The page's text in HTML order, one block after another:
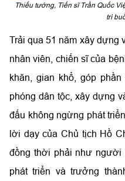
Thiếu tướng, Tiến sĩ Trần Quốc
trì
Trải qua 51 năm xây dựng
nhân viên, chiến sĩ của
khăn, gian khổ, góp
phóng dân tộc, xây dựng
đấu không ngừng phát
lời dạy của Chủ tịch Hồ
đồng thời phải như người
phát triển và trưởng